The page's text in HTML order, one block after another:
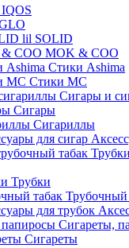
IQOS
lil SOLID
MOK & COO
Стики Ashima
Стики MC
Сигары и
Сигары
Сигариллы
Трубки
Трубочный
Сигареты,
Сигареты